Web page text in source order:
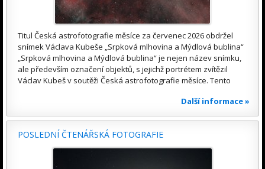
Titul Česká astrofotografie měsíce za červenec 2026 obdržel
snímek Václava Kubeše „Srpková mlhovina a Mýdlová bublina“
„Srpková mlhovina a Mýdlová bublina“ je nejen název snímku,
ale především označení objektů, s jejichž portrétem zvítězil
Václav Kubeš v soutěži Česká astrofotografie měsíce. Tento
Další informace »
POSLEDNÍ ČTENÁŘSKÁ FOTOGRAFIE